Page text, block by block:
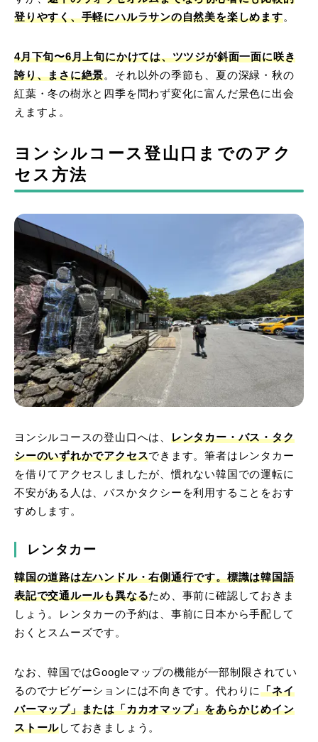
登りやすく、手軽にハルラサンの自然美を楽しめます。
4月下旬〜6月上旬にかけては、ツツジが斜面一面に咲き
誇り、まさに絶景。それ以外の季節も、夏の深緑・秋の
紅葉・冬の樹氷と四季を問わず変化に富んだ景色に出会
えますよ。
ヨンシルコース登山口までのアク
セス方法
ヨンシルコースの登山口へは、 レンタカー・バス・タク
シーのいずれかでアクセスできます。筆者はレンタカー
を借りてアクセスしましたが、慣れない韓国での運転に
不安がある人は、バスかタクシーを利用することをおす
すめします。
レンタカー
韓国の道路は左ハンドル・右側通行です。標識は韓国語
表記で交通ルールも異なるため、事前に確認しておきま
しょう。レンタカーの予約は、事前に日本から手配して
おくとスムーズです。
なお、韓国ではGoogleマップの機能が一部制限されてい
るのでナビゲーションには不向きです。代わりに「ネイ
バーマップ」または「カカオマップ」をあらかじめイン
ストールしておきましょう。